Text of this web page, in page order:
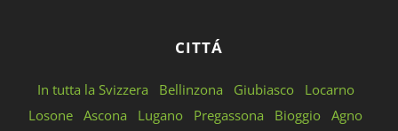
CITTÁ
In tutta la Svizzera Bellinzona Giubiasco
Locarno
Losone Ascona Lugano Pregassona Bioggio Agno